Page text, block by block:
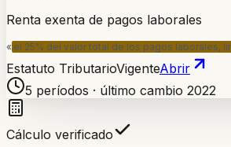
Renta exenta de pagos laborales
« el 25% del valor total de los pagos laborales,
Estatuto TributarioVigenteAbrir
5 períodos · último cambio 2022
Cálculo verificado